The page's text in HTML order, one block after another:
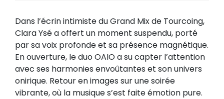
Dans l’écrin intimiste du Grand Mix de Tourcoing,
Clara Ysé a offert un moment suspendu, porté
par sa voix profonde et sa présence magnétique.
En ouverture, le duo OAIO a su capter l’attention
avec ses harmonies envoûtantes et son univers
onirique. Retour en images sur une soirée
vibrante, où la musique s’est faite émotion pure.